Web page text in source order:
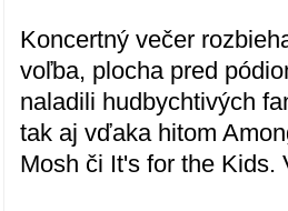
Koncertný večer
voľba, plocha pred
naladili hudbychtivých
tak aj vďaka hitom
Mosh či It's for the Kids.